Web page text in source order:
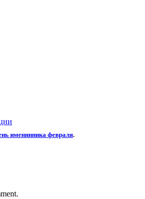
именинника февраля.